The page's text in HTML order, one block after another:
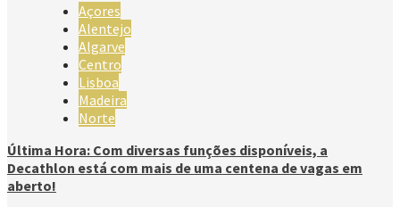
Açores
Alentejo
Algarve
Centro
Lisboa
Madeira
Norte
Última Hora: Com diversas funções disponíveis, a
Decathlon está com mais de uma centena de vagas em
aberto!